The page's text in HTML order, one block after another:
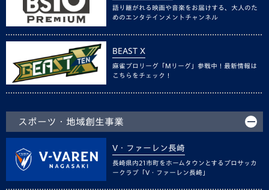
語り継がれる映画や音楽をお届けする、大人のた
めのエンタテインメントチャンネル
BEAST X
麻雀プロリーグ「Mリーグ」参戦中！最新情報は
こちらをチェック！
スポーツ・地域創生事業
V・ファーレン長崎
長崎県内21市町をホームタウンとするプロサッカ
ークラブ「V・ファーレン長崎」